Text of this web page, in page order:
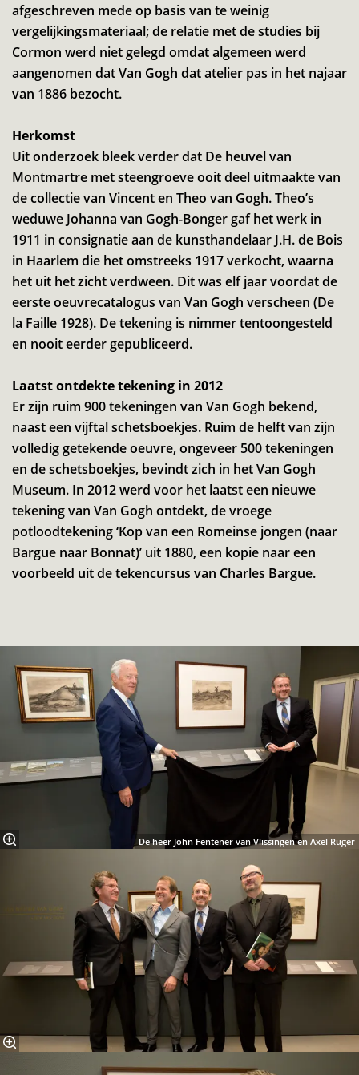
afgeschreven mede op basis van te weinig
vergelijkingsmateriaal; de relatie met de studies bij
Cormon werd niet gelegd omdat algemeen werd
aangenomen dat Van Gogh dat atelier pas in het najaar
van 1886 bezocht.
Herkomst
Uit onderzoek bleek verder dat De heuvel van
Montmartre met steengroeve ooit deel uitmaakte van
de collectie van Vincent en Theo van Gogh. Theo’s
weduwe Johanna van Gogh-Bonger gaf het werk in
1911 in consignatie aan de kunsthandelaar J.H. de Bois
in Haarlem die het omstreeks 1917 verkocht, waarna
het uit het zicht verdween. Dit was elf jaar voordat de
eerste oeuvrecatalogus van Van Gogh verscheen (De
la Faille 1928). De tekening is nimmer tentoongesteld
en nooit eerder gepubliceerd.
Laatst ontdekte tekening in 2012
Er zijn ruim 900 tekeningen van Van Gogh bekend,
naast een vijftal schetsboekjes. Ruim de helft van zijn
volledig getekende oeuvre, ongeveer 500 tekeningen
en de schetsboekjes, bevindt zich in het Van Gogh
Museum. In 2012 werd voor het laatst een nieuwe
tekening van Van Gogh ontdekt, de vroege
potloodtekening ‘Kop van een Romeinse jongen (naar
Bargue naar Bonnat)’ uit 1880, een kopie naar een
voorbeeld uit de tekencursus van Charles Bargue.
De heer John Fentener van Vlissingen en Axel Rüger